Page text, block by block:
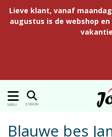
Lieve klant, vanaf
augustus is de webshop
MENU ZOEKEN
Blauwe bes